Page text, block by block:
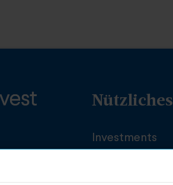
Nützliches
Investments